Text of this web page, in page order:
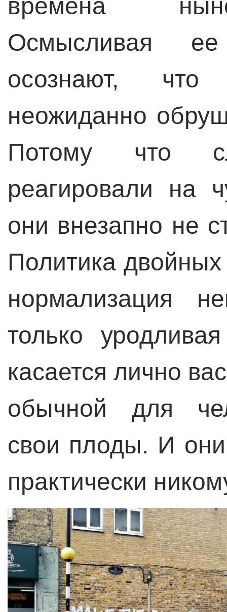
времена
Осмысливая
осознают, что
неожиданно
Потому что
реагировали на
они внезапно не
Политика
нормализация
только
касается лично
обычной для
свои плоды. И
практически